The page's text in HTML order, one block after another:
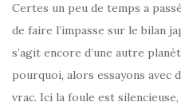
Certes un peu de temps a
de faire l’impasse sur le bilan
s’agit encore d’une autre
pourquoi, alors essayons avec
vrac. Ici la foule est